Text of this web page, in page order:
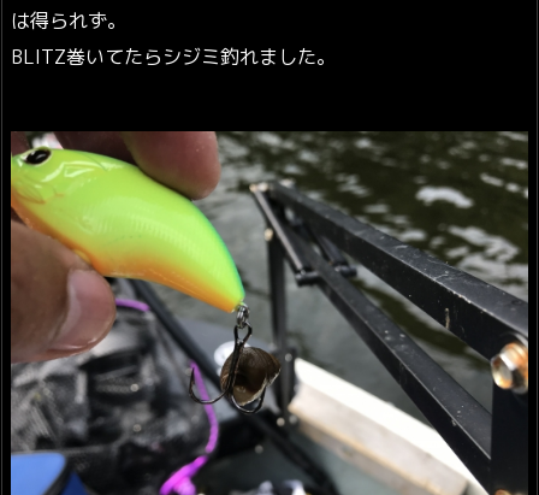
は得られず。
BLITZ巻いてたらシジミ釣れました。